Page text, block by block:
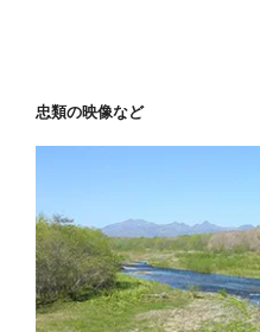
忠類の映像など